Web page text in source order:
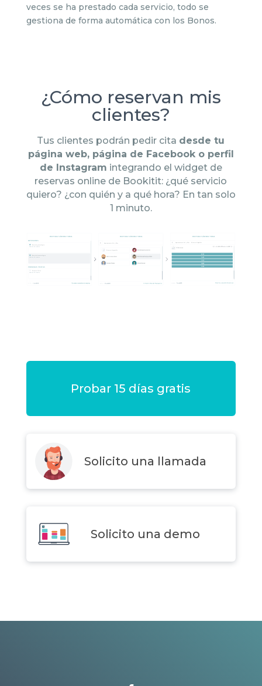
veces se ha prestado cada servicio, todo se
gestiona de forma automática con los Bonos.
¿Cómo reservan mis
clientes?
Tus clientes podrán pedir cita desde tu
página web, página de Facebook o perfil
de Instagram integrando el widget de
reservas online de Bookitit: ¿qué servicio
quiero? ¿con quién y a qué hora? En tan solo
1 minuto.
Probar 15 días gratis
Solicito una llamada
Solicito una demo